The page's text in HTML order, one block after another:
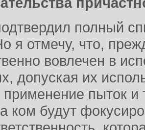
полный
я отмечу, что,
вовлечен в
допуская их
пыток и
ком будут